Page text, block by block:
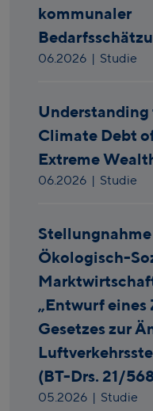
kommunaler
06.2026 | Studie
Understanding
Climate Debt
Extreme
06.2026 | Studie
Stellungnahme
Ökologisch-
„Entwurf eines
Gesetzes zur
(BT-Drs. 21/
05.2026 | Studie